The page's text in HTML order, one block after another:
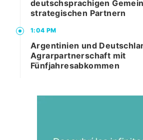
deutschsprachigen
strategischen Partnern
1:04 PM
Argentinien und
Agrarpartnerschaft mit
Fünfjahresabkommen